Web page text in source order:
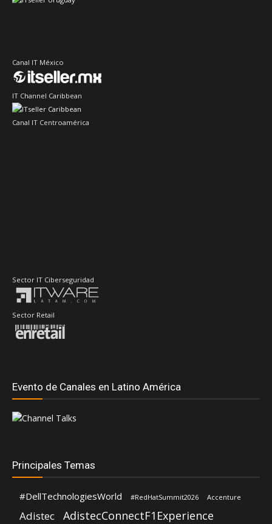
Canal IT México
IT Channel Caribbean
Canal IT Centroamérica
Sector IT Ciberseguridad
Sector Retail
Evento de Canales en Latino América
Principales Temas
#DellTechnologiesWorld #RedHatSummit2026 Accenture
Adistec AdistecConnectF1Experience